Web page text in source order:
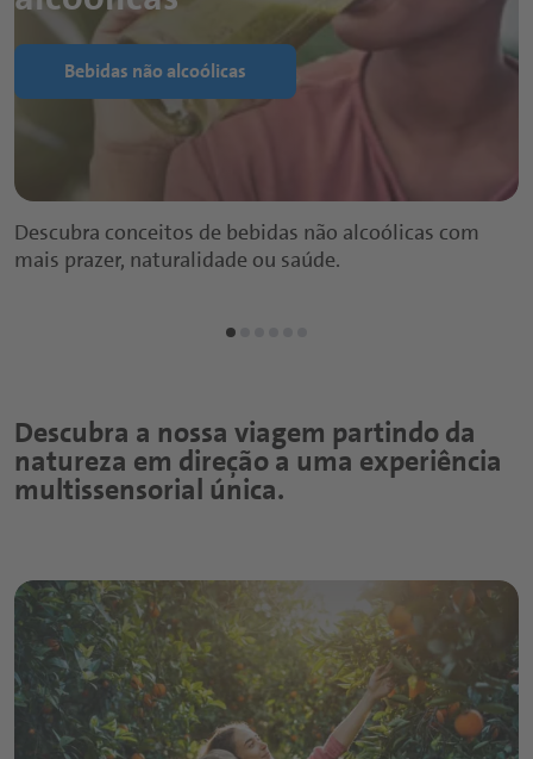
Bebidas não alcoólicas
Descubra conceitos de bebidas não alcoólicas com
mais prazer, naturalidade ou saúde.
Descubra a nossa viagem partindo da
natureza em direção a uma experiência
multissensorial única.